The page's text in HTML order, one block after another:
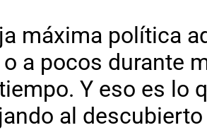
máxima política
a pocos durante
Y eso es lo
al